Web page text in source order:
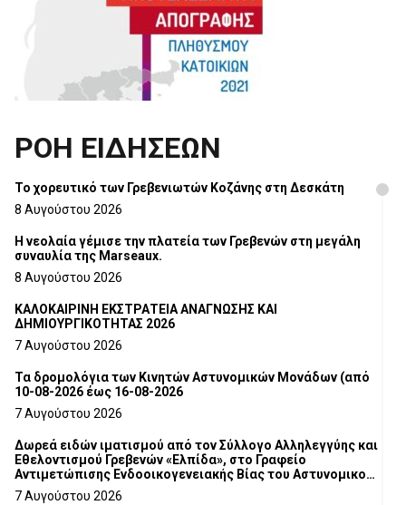
ΡΟΗ ΕΙΔΗΣΕΩΝ
Το χορευτικό των Γρεβενιωτών Κοζάνης στη Δεσκάτη
8 Αυγούστου 2026
Η νεολαία γέμισε την πλατεία των Γρεβενών στη μεγάλη
συναυλία της Marseaux.
8 Αυγούστου 2026
ΚΑΛΟΚΑΙΡΙΝΗ ΕΚΣΤΡΑΤΕΙΑ ΑΝΑΓΝΩΣΗΣ ΚΑΙ
ΔΗΜΙΟΥΡΓΙΚΟΤΗΤΑΣ 2026
7 Αυγούστου 2026
Τα δρομολόγια των Κινητών Αστυνομικών Μονάδων (από
10-08-2026 έως 16-08-2026
7 Αυγούστου 2026
Δωρεά ειδών ιματισμού από τον Σύλλογο Αλληλεγγύης και
Εθελοντισμού Γρεβενών «Ελπίδα», στο Γραφείο
Αντιμετώπισης Ενδοοικογενειακής Βίας του Αστυνομικού
Τμήματος Γρεβενών
7 Αυγούστου 2026